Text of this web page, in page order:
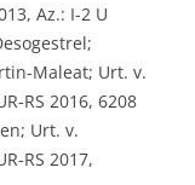
Az.: I-2 U
Maleat; Urt. v.
RS 2016, 6208
Urt. v.
RS 2017,